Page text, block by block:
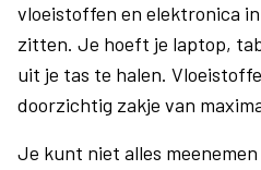
vloeistoffen en elektronica
zitten. Je hoeft je laptop,
uit je tas te halen.
doorzichtig zakje van
Je kunt niet alles